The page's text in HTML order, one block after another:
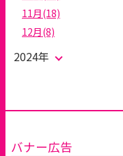
11月(18)
12月(8)
2024年
バナー広告